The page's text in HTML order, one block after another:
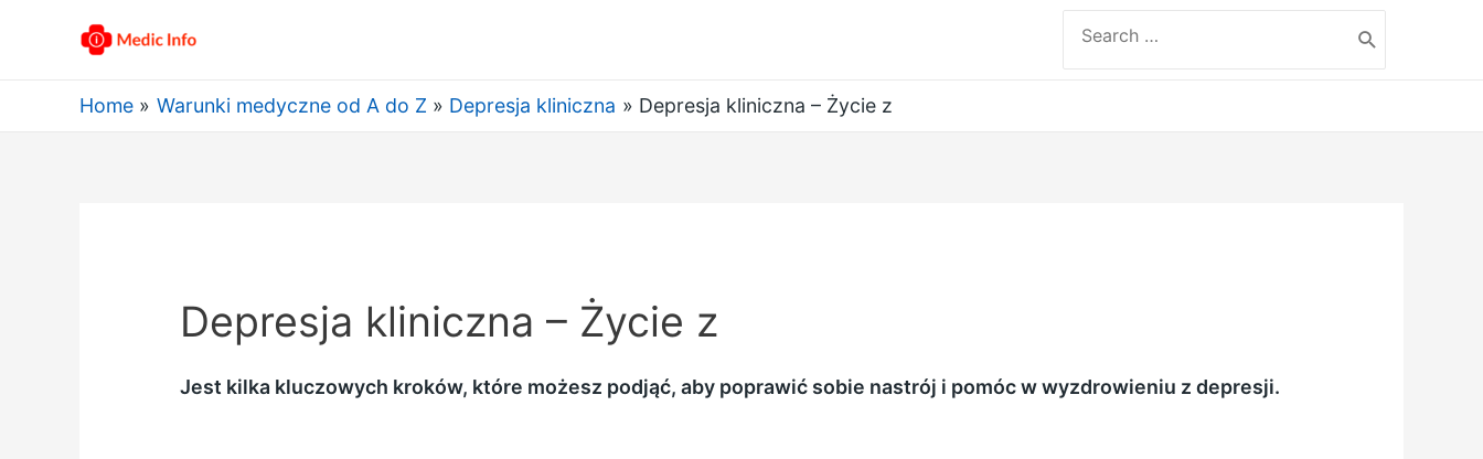
for:
Home Warunki medyczne od A do Z Depresja kliniczna Depresja kliniczna – Życie z
Depresja kliniczna – Życie z
Jest kilka kluczowych kroków, które możesz podjąć, aby poprawić sobie nastrój i pomóc w wyzdrowieniu z depresji.